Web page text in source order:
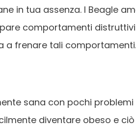
in tua assenza. I Beagle
comportamenti
a frenare tali comportamenti.
sana con pochi
diventare obeso e